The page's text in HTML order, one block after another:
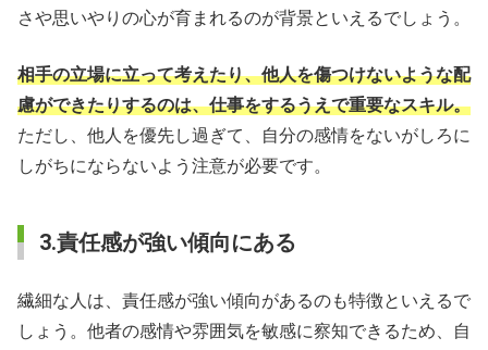
さや思いやりの心が育まれるのが背景といえるでしょう。
相手の立場に立って考えたり、他人を傷つけないような配
慮ができたりするのは、仕事をするうえで重要なスキル。
ただし、他人を優先し過ぎて、自分の感情をないがしろに
しがちにならないよう注意が必要です。
3.責任感が強い傾向にある
繊細な人は、責任感が強い傾向があるのも特徴といえるで
しょう。他者の感情や雰囲気を敏感に察知できるため、自